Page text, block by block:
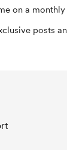
on a monthly
posts